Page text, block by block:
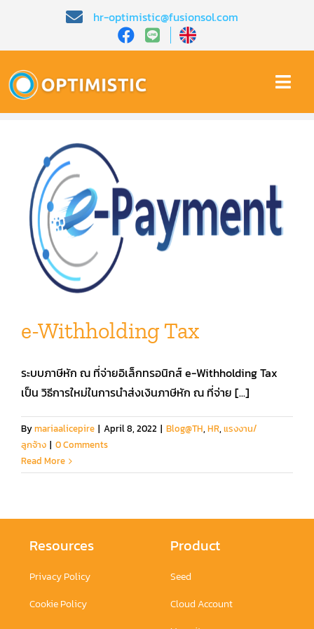
content
hr-optimistic@fusionsol.com
เกี่ยวกับเรา​
คุณสมบัติ​
บทความ
คู่มือการใช้งาน
เข้าสู่ระบบ​
e-Withholding Tax
ระบบภาษีหัก ณ ที่จ่ายอิเล็กทรอนิกส์ e-Withholding Tax
เป็น วิธีการใหม่ในการนำส่งเงินภาษีหัก ณ ที่จ่าย [...]
Bymariaalicepire | April 8, 2022 | Blog@TH, HR, แรงงาน/
ลูกจ้าง | 0 Comments
Read More
Resources
Privacy Policy
Cookie Policy
Product
Seed
Cloud Account